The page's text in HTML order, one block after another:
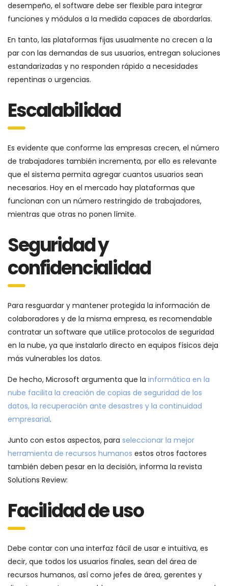
desempeño, el software debe ser flexible para integrar
funciones y módulos a la medida capaces de abordarlas.
En tanto, las plataformas fijas usualmente no crecen a la
par con las demandas de sus usuarios, entregan soluciones
estandarizadas y no responden rápido a necesidades
repentinas o urgencias.
Escalabilidad
Es evidente que conforme las empresas crecen, el número
de trabajadores también incrementa, por ello es relevante
que el sistema permita agregar cuantos usuarios sean
necesarios. Hoy en el mercado hay plataformas que
funcionan con un número restringido de trabajadores,
mientras que otras no ponen límite.
Seguridad y
confidencialidad
Para resguardar y mantener protegida la información de
colaboradores y de la misma empresa, es recomendable
contratar un software que utilice protocolos de seguridad
en la nube, ya que instalarlo directo en equipos físicos deja
más vulnerables los datos.
De hecho, Microsoft argumenta que la informática en la
nube facilita la creación de copias de seguridad de los
datos, la recuperación ante desastres y la continuidad
empresarial.
Junto con estos aspectos, para seleccionar la mejor
herramienta de recursos humanos estos otros factores
también deben pesar en la decisión, informa la revista
Solutions Review:
Facilidad de uso
Debe contar con una interfaz fácil de usar e intuitiva, es
decir, que todos los usuarios finales, sean del área de
recursos humanos, así como jefes de área, gerentes y